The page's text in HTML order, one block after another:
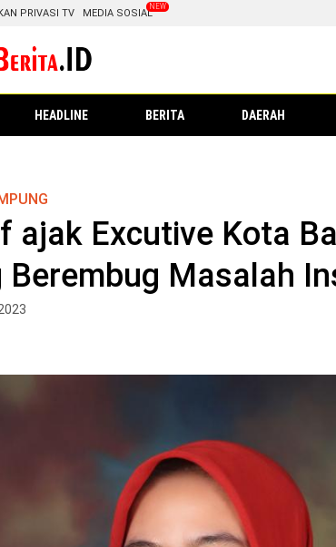
PRIVASI TV MEDIA SOSIAL
HEADLINE BERITA DAERAH
ajak Excutive Kota
Berembug Masalah